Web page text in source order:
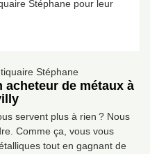
Stéphane pour leur
acheteur de métaux à
servent plus à rien ? Nous
Comme ça, vous vous
tout en gagnant de